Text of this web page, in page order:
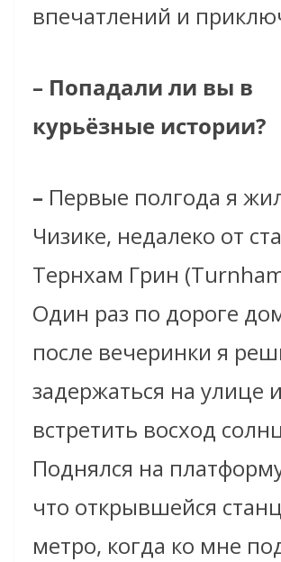
впечатлений и
– Попадали ли вы в
курьёзные истории?
– Первые полгода я
Чизике, недалеко от
Тернхам Грин
Один раз по дороге
после вечеринки я
задержаться на улице и
встретить восход
Поднялся на
что открывшейся
метро, когда ко мне